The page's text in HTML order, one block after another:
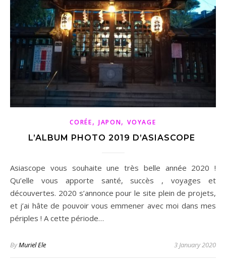
CORÉE, JAPON,VOYAGE
L’ALBUM PHOTO 2019 D’ASIASCOPE
Asiascope vous souhaite une très belle année 2020 !
Qu’elle vous apporte santé, succès , voyages et
découvertes. 2020 s’annonce pour le site plein de projets,
et j’ai hâte de pouvoir vous emmener avec moi dans mes
périples ! A cette période…
ByMuriel Ele 3 January 2020